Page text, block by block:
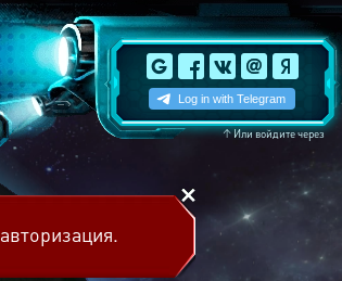
↑Или войдите через